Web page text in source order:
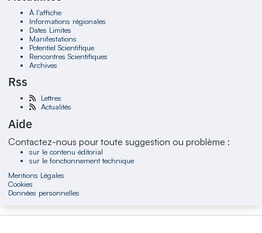
À l'affiche
Informations régionales
Dates Limites
Manifestations
Potentiel Scientifique
Rencontres Scientifiques
Archives
Rss
Lettres
Actualités
Aide
Contactez-nous pour toute suggestion ou problème :
sur le contenu éditorial
sur le fonctionnement technique
Mentions Légales
Cookies
Données personnelles